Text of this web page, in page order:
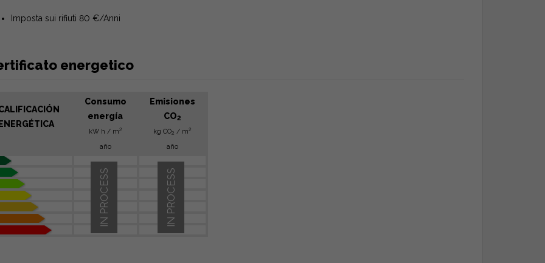
Imposta sui rifiuti 80 €/Anni
energetico
Consumo
energía
kW h / m2
año
Emisiones
CO2
kg CO2 / m2
año
IN PROCESS
IN PROCESS